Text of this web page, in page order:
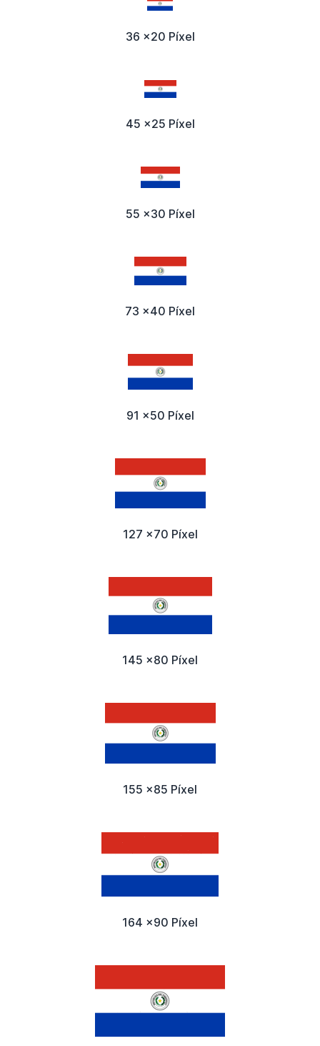
36 x20 Píxel
45 x25 Píxel
55 x30 Píxel
73 x40 Píxel
91 x50 Píxel
127 x70 Píxel
145 x80 Píxel
155 x85 Píxel
164 x90 Píxel